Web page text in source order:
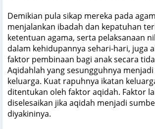
Demikian pula sikap mereka pada
menjalankan ibadah dan kepatuhan
ketentuan agama, serta pelaksanaan
dalam kehidupannya sehari-hari, juga
faktor pembinaan bagi anak secara
Aqidahlah yang sesungguhnya
keluarga. Kuat rapuhnya ikatan
ditentukan oleh faktor aqidah. Faktor
diselesaikan jika aqidah menjadi
diyakininya.